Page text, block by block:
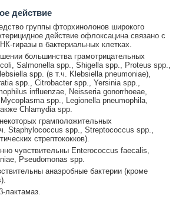
действие
группы фторхинолонов широкого
действие офлоксацина связано с
гиразы в бактериальных клетках.
большинства грамотрицательных
Salmonella spp., Shigella spp., Proteus spp.,
spp. (в т.ч. Klebsiella pneumoniae),
spp., Citrobacter spp., Yersinia spp.,
influenzae, Neisseria gonorrhoeae,
spp., Legionella pneumophila,
Chlamydia spp.
грамположительных
Staphylococcus spp., Streptococcus spp.,
стрептококков).
чувствительны Enterococcus faecalis,
Pseudomonas spp.
анаэробные бактерии (кроме
лактамаз.